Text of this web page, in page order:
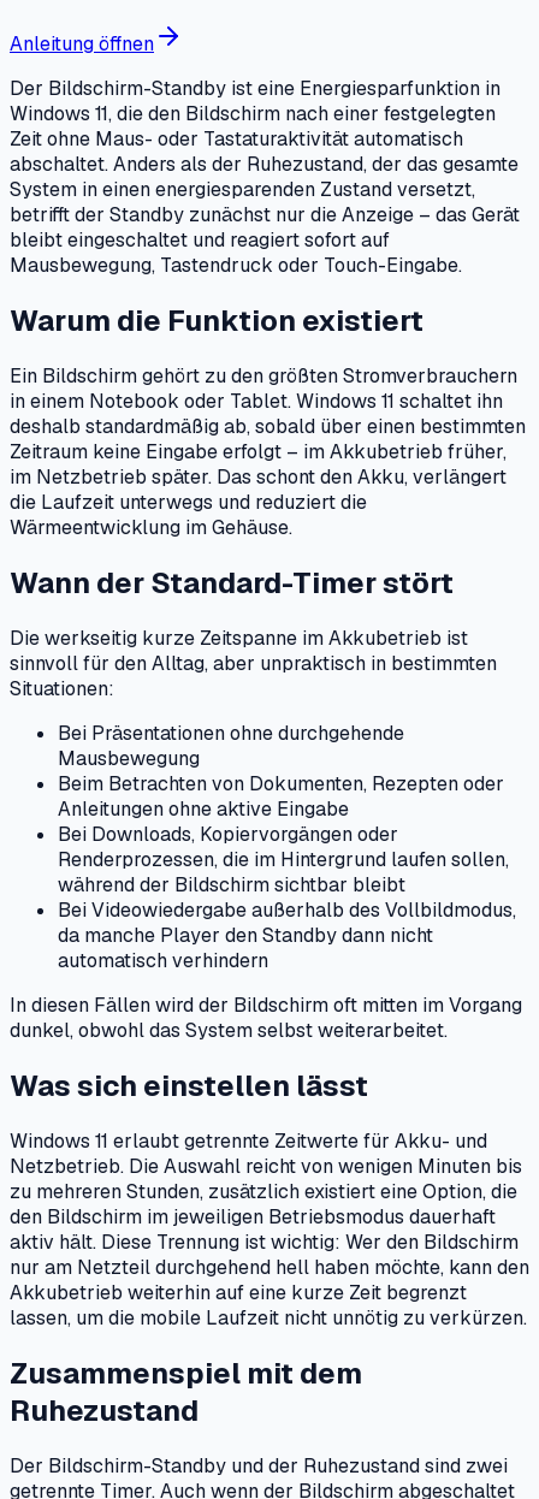
Anleitung öffnen
Der Bildschirm-Standby ist eine Energiesparfunktion in
Windows 11, die den Bildschirm nach einer festgelegten
Zeit ohne Maus- oder Tastaturaktivität automatisch
abschaltet. Anders als der Ruhezustand, der das gesamte
System in einen energiesparenden Zustand versetzt,
betrifft der Standby zunächst nur die Anzeige – das Gerät
bleibt eingeschaltet und reagiert sofort auf
Mausbewegung, Tastendruck oder Touch-Eingabe.
Warum die Funktion existiert
Ein Bildschirm gehört zu den größten Stromverbrauchern
in einem Notebook oder Tablet. Windows 11 schaltet ihn
deshalb standardmäßig ab, sobald über einen bestimmten
Zeitraum keine Eingabe erfolgt – im Akkubetrieb früher,
im Netzbetrieb später. Das schont den Akku, verlängert
die Laufzeit unterwegs und reduziert die
Wärmeentwicklung im Gehäuse.
Wann der Standard-Timer stört
Die werkseitig kurze Zeitspanne im Akkubetrieb ist
sinnvoll für den Alltag, aber unpraktisch in bestimmten
Situationen:
Bei Präsentationen ohne durchgehende
Mausbewegung
Beim Betrachten von Dokumenten, Rezepten oder
Anleitungen ohne aktive Eingabe
Bei Downloads, Kopiervorgängen oder
Renderprozessen, die im Hintergrund laufen sollen,
während der Bildschirm sichtbar bleibt
Bei Videowiedergabe außerhalb des Vollbildmodus,
da manche Player den Standby dann nicht
automatisch verhindern
In diesen Fällen wird der Bildschirm oft mitten im Vorgang
dunkel, obwohl das System selbst weiterarbeitet.
Was sich einstellen lässt
Windows 11 erlaubt getrennte Zeitwerte für Akku- und
Netzbetrieb. Die Auswahl reicht von wenigen Minuten bis
zu mehreren Stunden, zusätzlich existiert eine Option, die
den Bildschirm im jeweiligen Betriebsmodus dauerhaft
aktiv hält. Diese Trennung ist wichtig: Wer den Bildschirm
nur am Netzteil durchgehend hell haben möchte, kann den
Akkubetrieb weiterhin auf eine kurze Zeit begrenzt
lassen, um die mobile Laufzeit nicht unnötig zu verkürzen.
Zusammenspiel mit dem
Ruhezustand
Der Bildschirm-Standby und der Ruhezustand sind zwei
getrennte Timer. Auch wenn der Bildschirm abgeschaltet